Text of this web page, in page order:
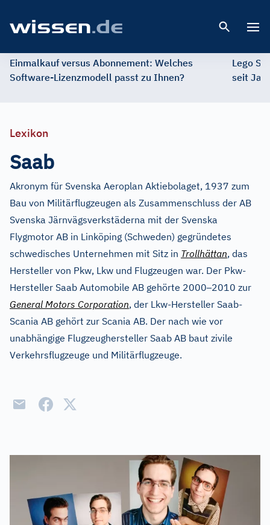
Einmalkauf versus Abonnement: Welches
Software-Lizenzmodell passt zu Ihnen?
Lego
seit
Lexikon
Saab
Akronym für Svenska Aeroplan Aktiebolaget, 1937 zum
Bau von Militärflugzeugen als Zusammenschluss der AB
Svenska Järnvägsverkstäderna mit der Svenska
Flygmotor AB in Linköping (Schweden) gegründetes
schwedisches Unternehmen mit Sitz in Trollhättan, das
Hersteller von Pkw, Lkw und Flugzeugen war. Der Pkw-
Hersteller Saab Automobile AB gehörte 2000–2010 zur
General Motors Corporation, der Lkw-Hersteller Saab-
Scania AB gehört zur Scania AB. Der nach wie vor
unabhängige Flugzeughersteller Saab AB baut zivile
Verkehrsflugzeuge und Militärflugzeuge.